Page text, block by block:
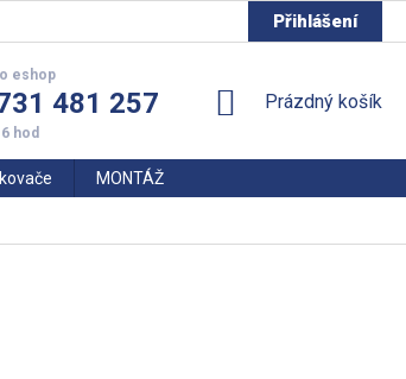
Přihlášení
481 257
NÁKUPNÍ
Prázdný košík
MONTÁŽ